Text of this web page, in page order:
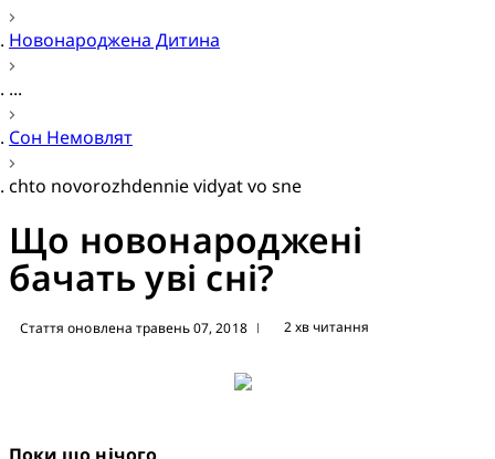
Новонароджена Дитина
...
Сон Немовлят
chto novorozhdennie vidyat vo sne
Що новонароджені
бачать уві сні?
Стаття оновлена травень 07, 2018 | 2 хв читання